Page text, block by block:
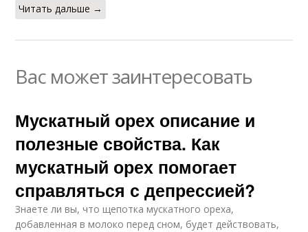
Читать дальше →
Вас может заинтересовать
Мускатный орех описание и
полезные свойства. Как
мускатный орех помогает
справляться с депрессией?
Знаете ли вы, что щепотка мускатного ореха,
добавленная в молоко перед сном, будет действовать,